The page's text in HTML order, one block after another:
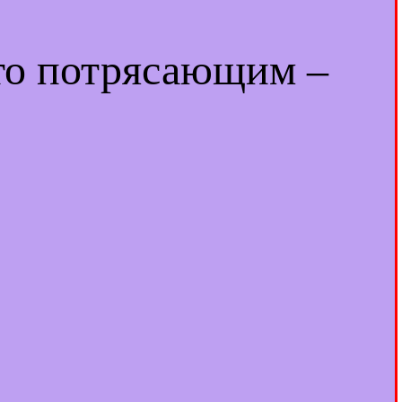
потрясающим –